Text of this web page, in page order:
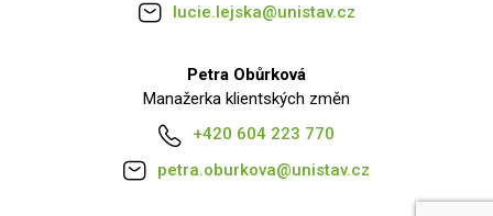
lucie.lejska@unistav.cz
Petra Obůrková
Manažerka klientských změn
+420 604 223 770
petra.oburkova@unistav.cz